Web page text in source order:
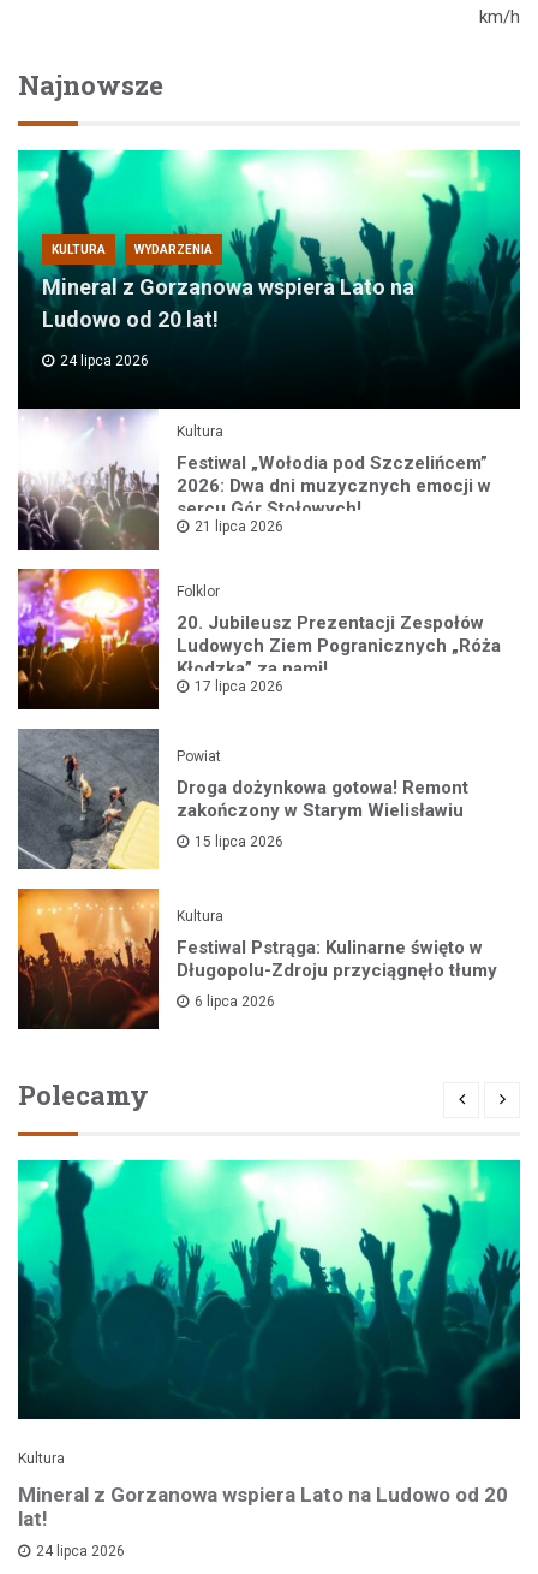
km/h
Najnowsze
KULTURA WYDARZENIA
Mineral z Gorzanowa wspiera Lato na
Ludowo od 20 lat!
24 lipca 2026
Kultura
Festiwal „Wołodia pod Szczelińcem”
2026: Dwa dni muzycznych emocji w
sercu Gór Stołowych!
21 lipca 2026
Folklor
20. Jubileusz Prezentacji Zespołów
Ludowych Ziem Pogranicznych „Róża
Kłodzka” za nami!
17 lipca 2026
Powiat
Droga dożynkowa gotowa! Remont
zakończony w Starym Wielisławiu
15 lipca 2026
Kultura
Festiwal Pstrąga: Kulinarne święto w
Długopolu-Zdroju przyciągnęło tłumy
6 lipca 2026
Polecamy
Kultura
Mineral z Gorzanowa wspiera Lato na Ludowo od 20
lat!
24 lipca 2026